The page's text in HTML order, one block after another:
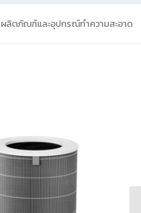
ผลิตภัณฑ์และอุปกรณ์ทำความสะอาด